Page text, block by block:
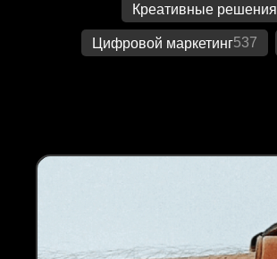
Креативные решения
Цифровой маркетинг537